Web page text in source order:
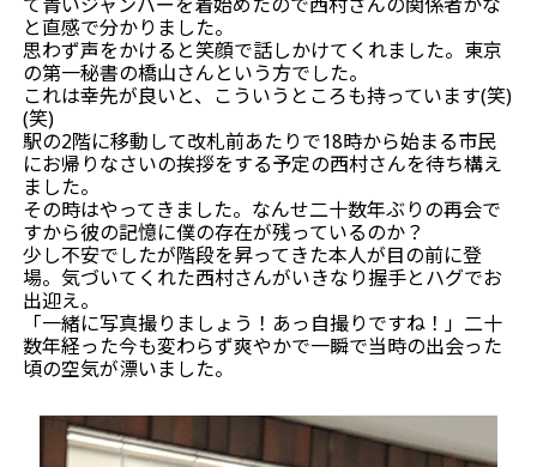
て青いジャンバーを着始めたので西村さんの関係者かな
と直感で分かりました。
思わず声をかけると笑顔で話しかけてくれました。東京
の第一秘書の橋山さんという方でした。
これは幸先が良いと、こういうところも持っています(笑)
(笑)
駅の2階に移動して改札前あたりで18時から始まる市民
にお帰りなさいの挨拶をする予定の西村さんを待ち構え
ました。
その時はやってきました。なんせ二十数年ぶりの再会で
すから彼の記憶に僕の存在が残っているのか？
少し不安でしたが階段を昇ってきた本人が目の前に登
場。気づいてくれた西村さんがいきなり握手とハグでお
出迎え。
「一緒に写真撮りましょう！あっ自撮りですね！」二十
数年経った今も変わらず爽やかで一瞬で当時の出会った
頃の空気が漂いました。